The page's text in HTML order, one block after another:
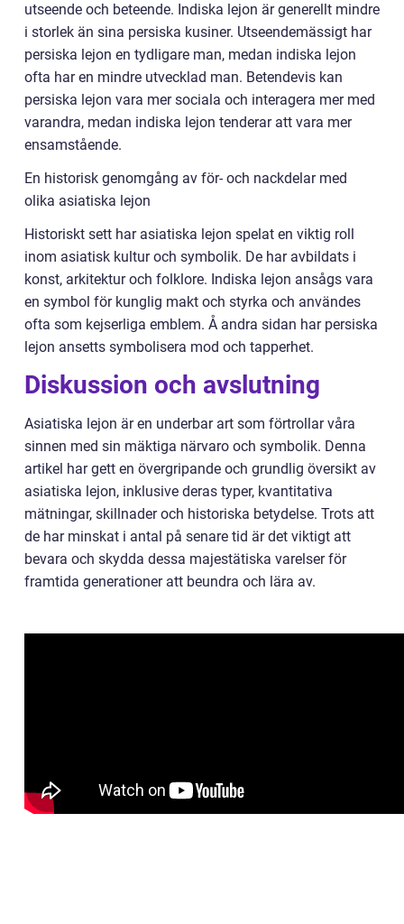
utseende och beteende. Indiska lejon är generellt mindre
i storlek än sina persiska kusiner. Utseendemässigt har
persiska lejon en tydligare man, medan indiska lejon
ofta har en mindre utvecklad man. Betendevis kan
persiska lejon vara mer sociala och interagera mer med
varandra, medan indiska lejon tenderar att vara mer
ensamstående.
En historisk genomgång av för- och nackdelar med
olika asiatiska lejon
Historiskt sett har asiatiska lejon spelat en viktig roll
inom asiatisk kultur och symbolik. De har avbildats i
konst, arkitektur och folklore. Indiska lejon ansågs vara
en symbol för kunglig makt och styrka och användes
ofta som kejserliga emblem. Å andra sidan har persiska
lejon ansetts symbolisera mod och tapperhet.
Diskussion och avslutning
Asiatiska lejon är en underbar art som förtrollar våra
sinnen med sin mäktiga närvaro och symbolik. Denna
artikel har gett en övergripande och grundlig översikt av
asiatiska lejon, inklusive deras typer, kvantitativa
mätningar, skillnader och historiska betydelse. Trots att
de har minskat i antal på senare tid är det viktigt att
bevara och skydda dessa majestätiska varelser för
framtida generationer att beundra och lära av.